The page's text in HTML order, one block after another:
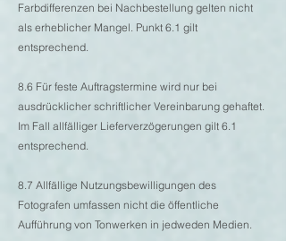
Farbdifferenzen bei Nachbestellung gelten nicht
als erheblicher Mangel. Punkt 6.1 gilt
entsprechend.
8.6 Für feste Auftragstermine wird nur bei
ausdrücklicher schriftlicher Vereinbarung gehaftet.
Im Fall allfälliger Lieferverzögerungen gilt 6.1
entsprechend.
8.7 Allfällige Nutzungsbewilligungen des
Fotografen umfassen nicht die öffentliche
Aufführung von Tonwerken in jedweden Medien.